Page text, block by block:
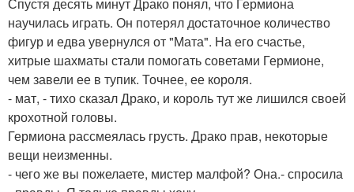
Спустя десять минут Драко понял, что Гермиона
научилась играть. Он потерял достаточное количество
фигур и едва увернулся от "Мата". На его счастье,
хитрые шахматы стали помогать советами Гермионе,
чем завели ее в тупик. Точнее, ее короля.
- мат, - тихо сказал Драко, и король тут же лишился своей
крохотной головы.
Гермиона рассмеялась грусть. Драко прав, некоторые
вещи неизменны.
- чего же вы пожелаете, мистер малфой? Она.- спросила